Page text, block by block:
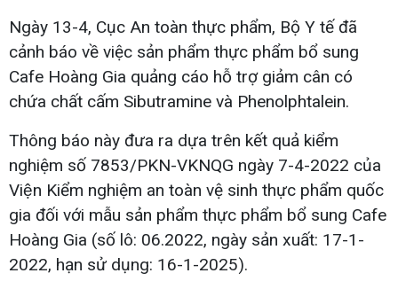
Ngày 13-4, Cục An toàn thực phẩm, Bộ Y tế đã
cảnh báo về việc sản phẩm thực phẩm bổ sung
Cafe Hoàng Gia quảng cáo hỗ trợ giảm cân có
chứa chất cấm Sibutramine và Phenolphtalein.
Thông báo này đưa ra dựa trên kết quả kiểm
nghiệm số 7853/PKN-VKNQG ngày 7-4-2022 của
Viện Kiểm nghiệm an toàn vệ sinh thực phẩm quốc
gia đối với mẫu sản phẩm thực phẩm bổ sung Cafe
Hoàng Gia (số lô: 06.2022, ngày sản xuất: 17-1-
2022, hạn sử dụng: 16-1-2025).